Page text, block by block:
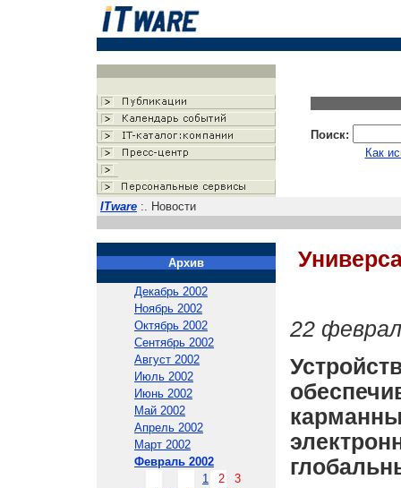
Поиск:
Как
ITware :. Новости
Архив
Декабрь 2002
Ноябрь 2002
Октябрь 2002
Сентябрь 2002
Август 2002
Июль 2002
Июнь 2002
Май 2002
Апрель 2002
Март 2002
Февраль 2002
1
2
3
22